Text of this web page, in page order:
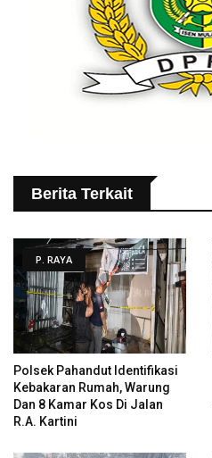
Berita Terkait
P. RAYA
Polsek Pahandut Identifikasi
Kebakaran Rumah, Warung
Dan 8 Kamar Kos Di Jalan
R.A. Kartini